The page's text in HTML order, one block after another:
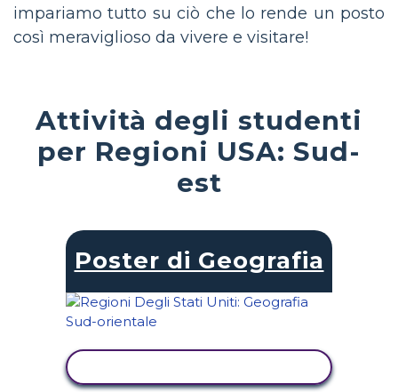
impariamo tutto su ciò che lo rende un posto
così meraviglioso da vivere e visitare!
Attività degli studenti
per Regioni USA: Sud-
est
Poster di Geografia